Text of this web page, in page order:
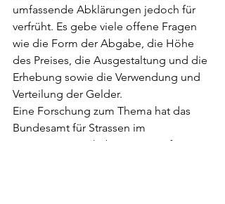
umfassende Abklärungen jedoch für
verfrüht. Es gebe viele offene Fragen
wie die Form der Abgabe, die Höhe
des Preises, die Ausgestaltung und die
Erhebung sowie die Verwendung und
Verteilung der Gelder.
Eine Forschung zum Thema hat das
Bundesamt für Strassen im
vergangenen Jahr bereits in Auftrag